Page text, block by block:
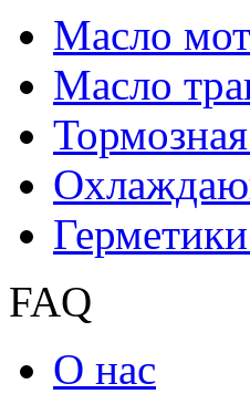
Масло
Масло
FAQ
О нас